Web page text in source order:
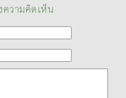
วามคิดเห็น